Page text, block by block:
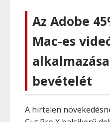
Az Adobe
Mac-es
bevételét
A hirtelen